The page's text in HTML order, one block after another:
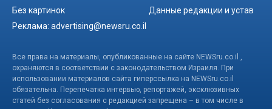
Без картинок
Данные редакции и устав
Реклама: advertising@newsru.co.il
Все права на материалы, опубликованные на сайте NEWSru.co.il ,
охраняются в соответствии с законодательством Израиля. При
использовании материалов сайта гиперссылка на NEWSru.co.il
обязательна. Перепечатка интервью, репортажей, эксклюзивных
статей без согласования с редакцией запрещена – в том числе в